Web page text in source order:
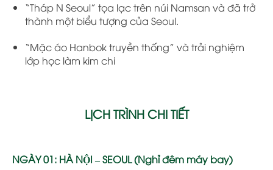
“Tháp N Seoul” tọa lạc trên núi Namsan và đã trở
thành một biểu tượng của Seoul.
“Mặc áo Hanbok truyền thống” và trải nghiệm
lớp học làm kim chi
LỊCH TRÌNH CHI TIẾT
NGÀY 01: HÀ NỘI – SEOUL (Nghỉ đêm máy bay)